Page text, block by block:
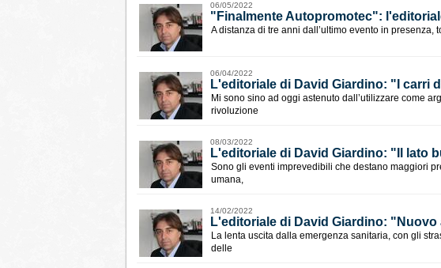
06/05/2022
"Finalmente Autopromotec":
A distanza di tre anni dall’ultimo evento in presenza,
06/04/2022
L'editoriale di David Giardino: "I carri
Mi sono sino ad oggi astenuto dall’utilizzare come
rivoluzione
08/03/2022
L'editoriale di David Giardino: "Il lato
Sono gli eventi imprevedibili che destano maggiori
umana,
14/02/2022
L'editoriale di David Giardino:
La lenta uscita dalla emergenza sanitaria, con gli
delle